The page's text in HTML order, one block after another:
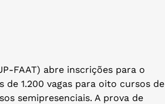
FAAT) abre inscrições para o
de 1.200 vagas para oito cursos de
semipresenciais. A prova de